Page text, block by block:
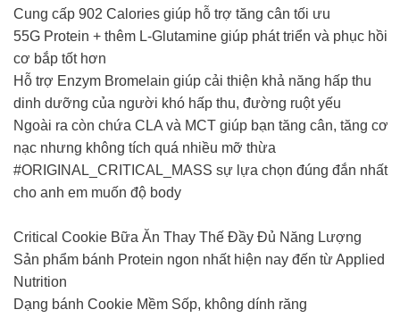
Cung cấp 902 Calories giúp hỗ trợ tăng cân tối ưu
55G Protein + thêm L-Glutamine giúp phát triển và phục hồi
cơ bắp tốt hơn
Hỗ trợ Enzym Bromelain giúp cải thiện khả năng hấp thu
dinh dưỡng của người khó hấp thu, đường ruột yếu
Ngoài ra còn chứa CLA và MCT giúp bạn tăng cân, tăng cơ
nạc nhưng không tích quá nhiều mỡ thừa
#ORIGINAL_CRITICAL_MASS sự lựa chọn đúng đắn nhất
cho anh em muốn độ body
Critical Cookie Bữa Ăn Thay Thế Đầy Đủ Năng Lượng
Sản phẩm bánh Protein ngon nhất hiện nay đến từ Applied
Nutrition
Dạng bánh Cookie Mềm Sốp, không dính răng